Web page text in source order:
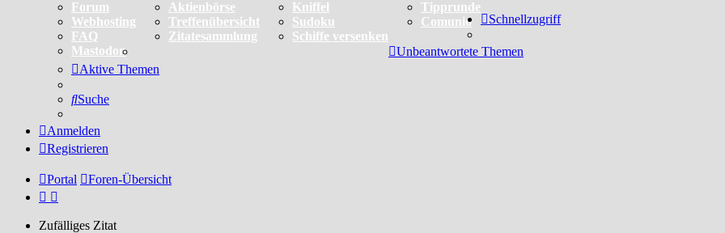
Forum
Webhosting
FAQ
Mastodon
Aktienbörse
Treffenübersicht
Zitatesammlung
Kniffel
Sudoku
Schiffe versenken
Tipprunde
Comunio
Schnellzugriff
Unbeantwortete Themen
Aktive Themen
Suche
Anmelden
Registrieren
Portal Foren-Übersicht
Zufälliges Zitat